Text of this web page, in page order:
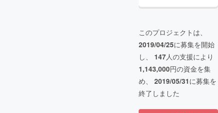
このプロジェクトは、
2019/04/25に募集を開始
し、 147人の支援により
1,143,000円の資金を集
め、 2019/05/31に募集を
終了しました